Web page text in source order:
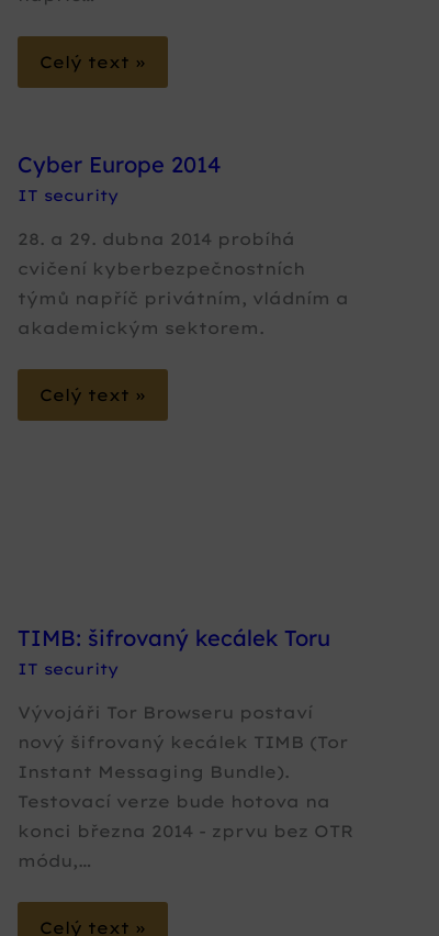
Celý text »
Cyber Europe 2014
IT security
28. a 29. dubna 2014 probíhá
cvičení kyberbezpečnostních
týmů napříč privátním, vládním a
akademickým sektorem.
Celý text »
TIMB: šifrovaný kecálek Toru
IT security
Vývojáři Tor Browseru postaví
nový šifrovaný kecálek TIMB (Tor
Instant Messaging Bundle).
Testovací verze bude hotova na
konci března 2014 - zprvu bez OTR
módu,…
Celý text »